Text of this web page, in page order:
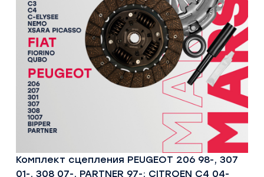
Комплект сцепления PEUGEOT 206 98-, 307
01-, 308 07-, PARTNER 97-; CITROEN C4 04-